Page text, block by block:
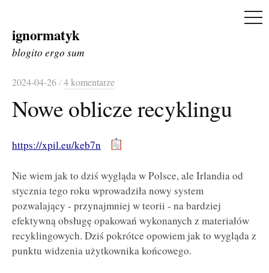
Skip
to
ignormatyk
blogito ergo sum
2024-04-26/4 komentarze
Nowe oblicze recyklingu
https://xpil.eu/keb7n
Nie wiem jak to dziś wygląda w Polsce, ale Irlandia od
stycznia tego roku wprowadziła nowy system
pozwalający - przynajmniej w teorii - na bardziej
efektywną obsługę opakowań wykonanych z materiałów
recyklingowych. Dziś pokrótce opowiem jak to wygląda z
punktu widzenia użytkownika końcowego.